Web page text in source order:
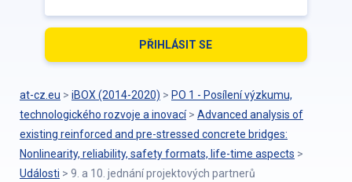
at-cz.eu > iBOX (2014-2020) > PO 1 - Posílení výzkumu,
technologického rozvoje a inovací > Advanced analysis of
existing reinforced and pre-stressed concrete bridges:
Nonlinearity, reliability, safety formats, life-time aspects >
Události > 9. a 10. jednání projektových partnerů